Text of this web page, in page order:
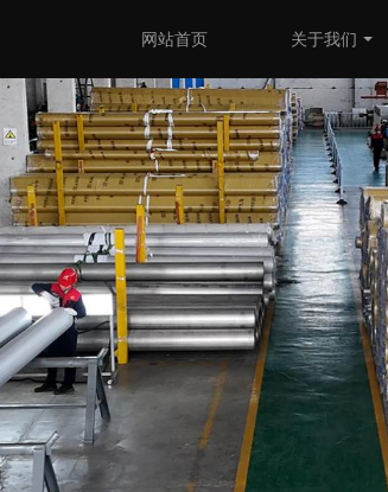
网站首页 关于我们